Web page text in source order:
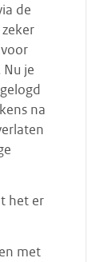
de
je
na
het er
met